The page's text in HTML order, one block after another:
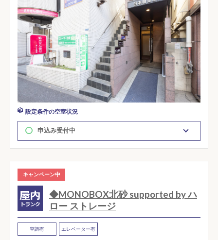
設定条件の空室状況
申込み受付中
キャンペーン中
◆MONOBOX北砂 supported by ハ
ロー ストレージ
空調有 エレベーター有